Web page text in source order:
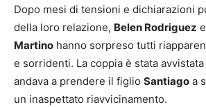
Dopo mesi di tensioni e dichiarazioni
della loro relazione, Belen Rodriguez e
Martino hanno sorpreso tutti
e sorridenti. La coppia è stata avvistata
andava a prendere il figlio Santiago a
un inaspettato riavvicinamento.